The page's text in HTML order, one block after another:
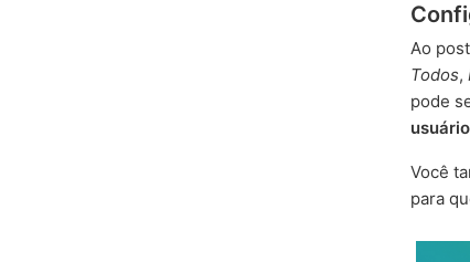
Ao
Todos,
pode
usuário
Você
para